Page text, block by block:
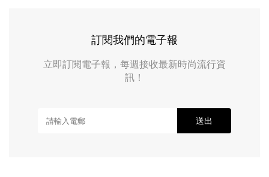
訂閱我們的電子報
立即訂閱電子報，每週接收最新時尚流行資
訊！
送出